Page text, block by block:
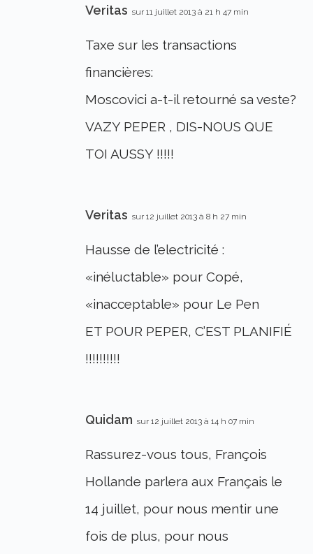
Veritas sur 11 juillet 2013 à 21 h 47 min
Taxe sur les transactions
financières:
Moscovici a-t-il retourné sa veste?
VAZY PEPER , DIS-NOUS QUE
TOI AUSSY !!!!!
Veritas sur 12 juillet 2013 à 8 h 27 min
Hausse de l’electricité :
«inéluctable» pour Copé,
«inacceptable» pour Le Pen
ET POUR PEPER, C’EST PLANIFIÉ
!!!!!!!!!!
Quidam sur 12 juillet 2013 à 14 h 07 min
Rassurez-vous tous, François
Hollande parlera aux Français le
14 juillet, pour nous mentir une
fois de plus, pour nous